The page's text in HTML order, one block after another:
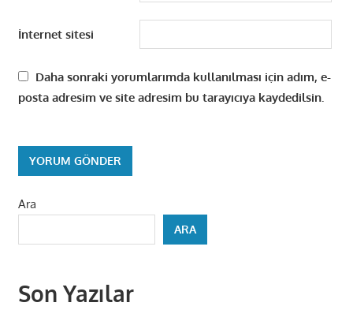
İnternet sitesi
Daha sonraki yorumlarımda kullanılması için adım, e-
posta adresim ve site adresim bu tarayıcıya kaydedilsin.
Ara
ARA
Son Yazılar